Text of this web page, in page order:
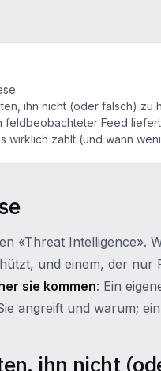
ihn nicht (oder falsch) zu
feldbeobachteter Feed liefert
wirklich zählt (und wann
«Threat Intelligence».
und einem, der nur
sie kommen: Ein
angreift und warum;
ihn nicht